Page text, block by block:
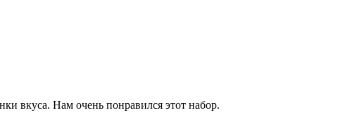
вкуса. Нам очень понравился этот набор.